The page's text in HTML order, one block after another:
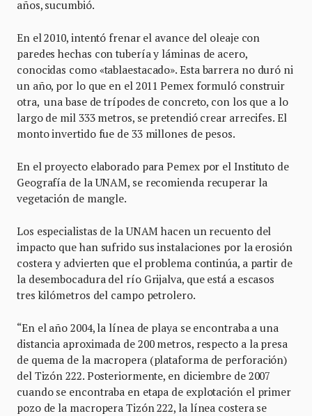
años, sucumbió.
En el 2010, intentó frenar el avance del oleaje con
paredes hechas con tubería y láminas de acero,
conocidas como «tablaestacado». Esta barrera no duró ni
un año, por lo que en el 2011 Pemex formuló construir
otra, una base de trípodes de concreto, con los que a lo
largo de mil 333 metros, se pretendió crear arrecifes. El
monto invertido fue de 33 millones de pesos.
En el proyecto elaborado para Pemex por el Instituto de
Geografía de la UNAM, se recomienda recuperar la
vegetación de mangle.
Los especialistas de la UNAM hacen un recuento del
impacto que han sufrido sus instalaciones por la erosión
costera y advierten que el problema continúa, a partir de
la desembocadura del río Grijalva, que está a escasos
tres kilómetros del campo petrolero.
“En el año 2004, la línea de playa se encontraba a una
distancia aproximada de 200 metros, respecto a la presa
de quema de la macropera (plataforma de perforación)
del Tizón 222. Posteriormente, en diciembre de 2007
cuando se encontraba en etapa de explotación el primer
pozo de la macropera Tizón 222, la línea costera se